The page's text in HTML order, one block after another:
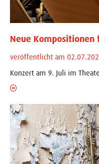
Neue Kompositionen
veröffentlicht am
Konzert am 9. Juli im